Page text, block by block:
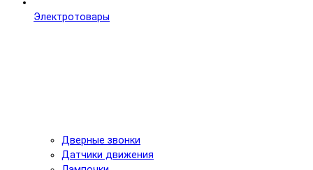
Электротовары
Дверные звонки
Датчики движения